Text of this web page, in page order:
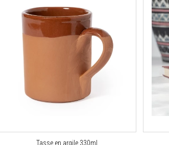
Tasse en argile 330ml